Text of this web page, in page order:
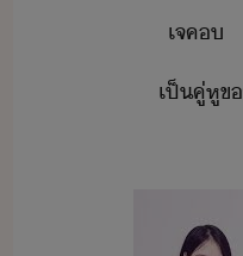
เจค​​
เป็​คู่หู​ข